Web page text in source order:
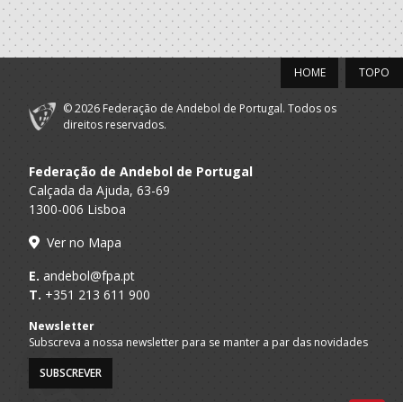
A.A. Braga
BECA - Bastinhos
Escola Clube de
Andebol de
Dirigente Reg.
2019/20
A.A. Braga
BECA - Bastinhos
Escola Clube de
Andebol de
Basto
TOPO
HOME
© 2026 Federação de Andebol de Portugal. Todos os
direitos reservados.
Federação de Andebol de Portugal
Calçada da Ajuda, 63-69
1300-006 Lisboa
Ver no Mapa
E. andebol@fpa.pt
T. +351 213 611 900
Newsletter
Subscreva a nossa newsletter para se manter a par das novidades
SUBSCREVER